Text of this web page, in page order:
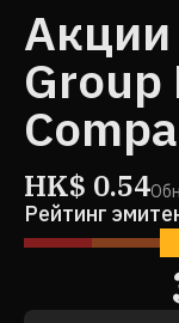
Group
HK$ 0.54
Рейтинг